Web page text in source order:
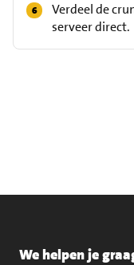
Verdeel de
serveer direct.
We helpen je